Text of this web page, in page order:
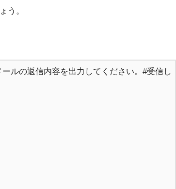
う。
ルの返信内容を出力してください。#受信し